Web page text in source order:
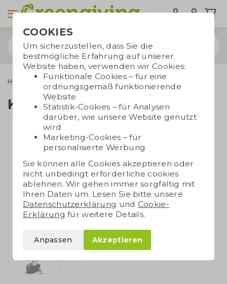
Home & Living Kosmetiktaschen Kulturtasche RPET
Kulturtasche RPET
COOKIES
Um sicherzustellen, dass Sie die
bestmögliche Erfahrung auf unserer
Website haben, verwenden wir Cookies:
Funktionale Cookies – für eine
ordnungsgemäß funktionierende
Website
Statistik-Cookies – für Analysen
darüber, wie unsere Website genutzt
wird
Marketing-Cookies – für
personalisierte Werbung
Sie können alle Cookies akzeptieren oder
nicht unbedingt erforderliche cookies
ablehnen. Wir gehen immer sorgfältig mit
Ihren Daten um. Lesen Sie bitte unsere
Datenschutzerklärung und Cookie-
Erklärung für weitere Details.
Anpassen Akzeptieren